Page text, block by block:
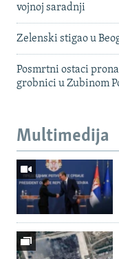
vojnoj saradnji
Zelenski stigao u
Posmrtni ostaci
grobnici u Zubinom
Multimedija